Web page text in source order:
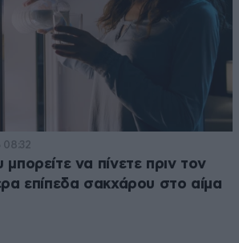
08:32
να πίνετε πριν τον
επίπεδα σακχάρου στο αίμα